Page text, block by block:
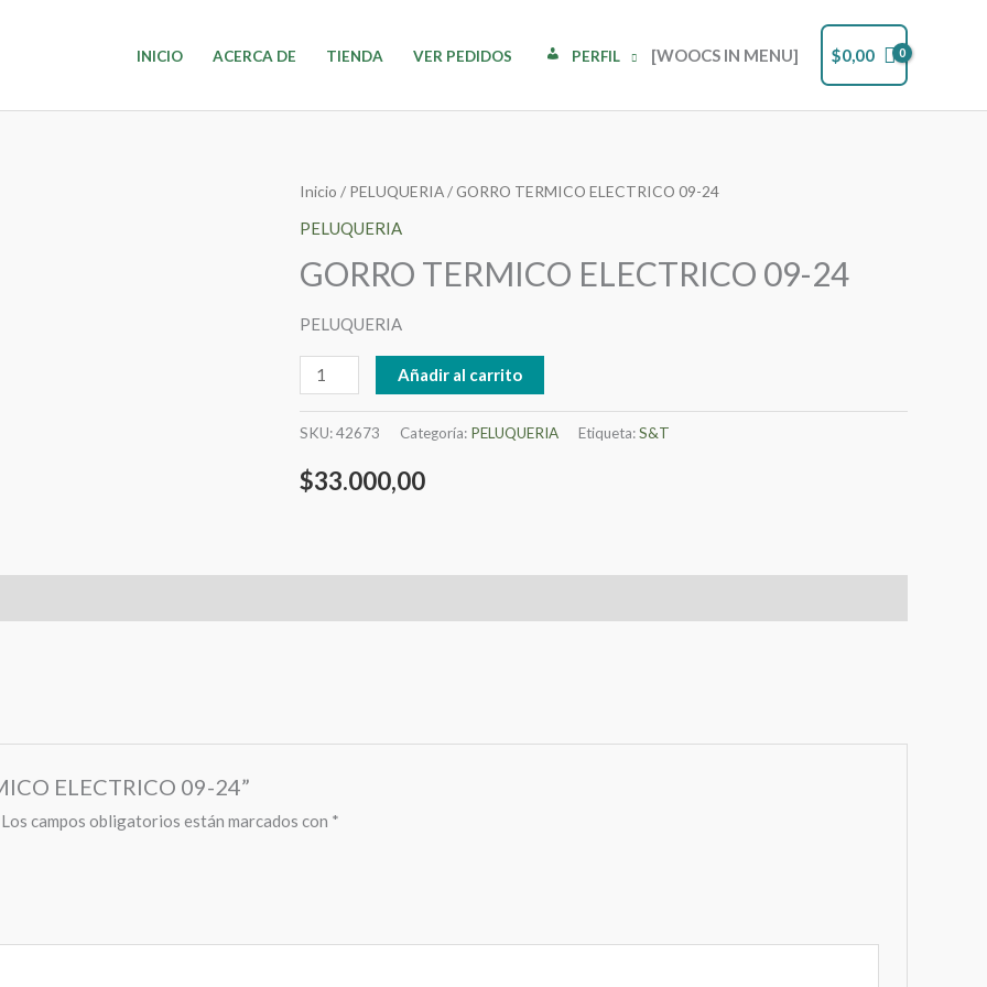
INICIO ACERCA DE TIENDA VER PEDIDOS PERFIL [WOOCS IN MENU] $0,00
Inicio / PELUQUERIA/ GORRO TERMICO ELECTRICO 09-24
PELUQUERIA
GORRO TERMICO ELECTRICO 09-24
PELUQUERIA
GORRO
TERMICO
09-
cantidad
Añadir al carrito
SKU:42673 Categoría: PELUQUERIA Etiqueta:S&T
$33.000,00
ELECTRICO 09-24”
Los campos obligatorios están marcados con *